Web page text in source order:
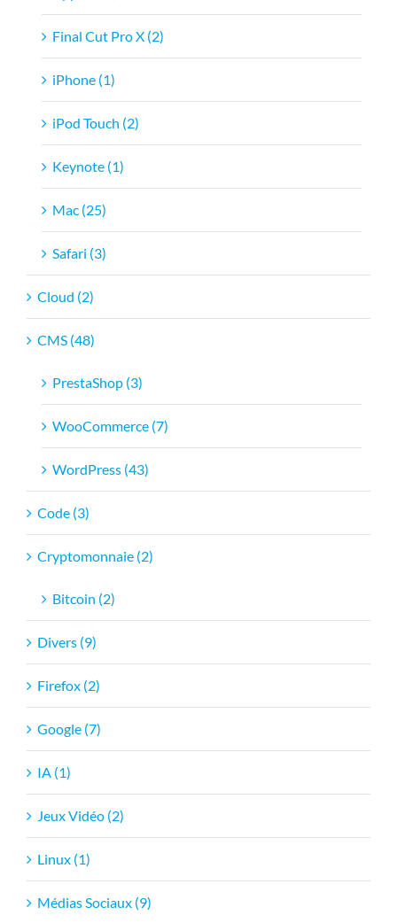
Final Cut Pro X (2)
iPhone (1)
iPod Touch (2)
Keynote (1)
Mac (25)
Safari (3)
Cloud (2)
CMS (48)
PrestaShop (3)
WooCommerce (7)
WordPress (43)
Code (3)
Cryptomonnaie (2)
Bitcoin (2)
Divers (9)
Firefox (2)
Google (7)
IA (1)
Jeux Vidéo (2)
Linux (1)
Médias Sociaux (9)